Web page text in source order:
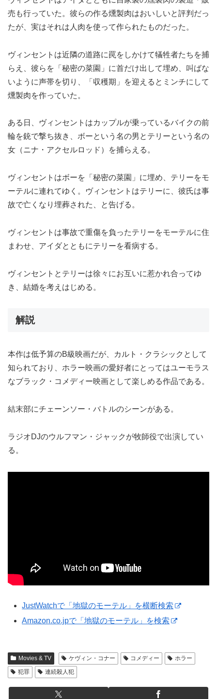
売も行っていた。彼らの作る燻製肉はおいしいと評判だっ
たが、実はそれは人肉を使って作られたものだった。
ヴィンセントは近隣の道路に罠をしかけて犠牲者たちを捕
らえ、彼らを「秘密の菜園」に首だけ出して埋め、叫ばな
いように声帯を切り、「収穫期」を迎えるとミンチにして
燻製肉を作っていた。
ある日、ヴィンセントはカップルが乗っているバイクの前
輪を銃で撃ち抜き、ボーという名の男とテリーという名の
女（ニナ・アクセルロッド）を捕らえる。
ヴィンセントはボーを「秘密の菜園」に埋め、テリーをモ
ーテルに連れてゆく。ヴィンセントはテリーに、彼氏は事
故で亡くなり埋葬された、と告げる。
ヴィンセントは事故で重傷を負ったテリーをモーテルに住
まわせ、アイダとともにテリーを看病する。
ヴィンセントとテリーは徐々にお互いに惹かれ合ってゆ
き、結婚を考えはじめる。
解説
本作は低予算のB級映画だが、カルト・クラシックとして
知られており、ホラー映画の愛好者にとってはユーモラス
なブラック・コメディー映画として楽しめる作品である。
結末部にチェーンソー・バトルのシーンがある。
ラジオDJのウルフマン・ジャックが牧師役で出演してい
る。
JustWatchで「地獄のモーテル」を横断検索
Amazon.co.jpで「地獄のモーテル」を検索
Movies & TV ケヴィン・コナー コメディー
ホラー
犯罪
連続殺人犯